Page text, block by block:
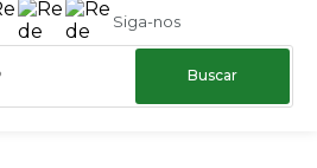
Siga-nos